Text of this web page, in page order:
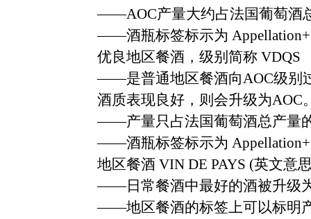
——AOC产量大约占法国葡萄酒
——酒瓶标签标示为 Appellation+
优良地区餐酒，级别简称 VDQS
——是普通地区餐酒向 AOC级别
酒质表现良好，则会升级为AOC
——产量只占法国葡萄酒总产量
——酒瓶标签标示为 Appellation+
地区餐酒 VIN DE PAYS (英文意
——日常餐酒中最好的酒被升级
——地区餐酒的标签上可以标明